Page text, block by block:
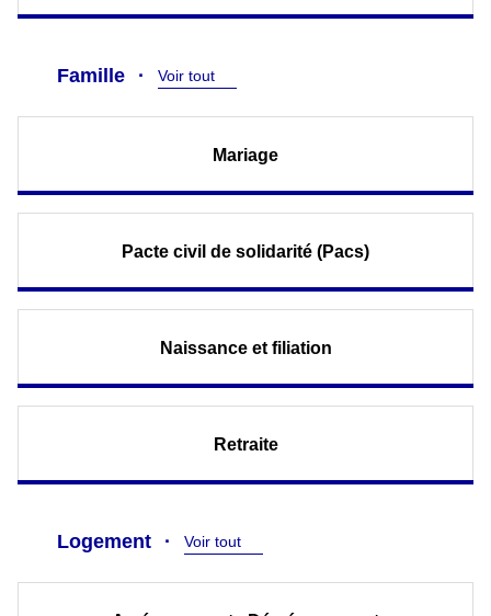
Famille Voir tout
Mariage
Pacte civil de solidarité (Pacs)
Naissance et filiation
Retraite
Logement Voir tout